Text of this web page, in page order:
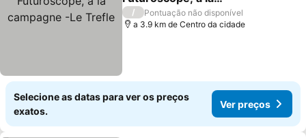
campagne -Le Trefle
Ver preços
/
Pontuação não disponível
a 3.9 km de Centro da cidade
Selecione as datas para ver os preços
exatos.
Ver preços